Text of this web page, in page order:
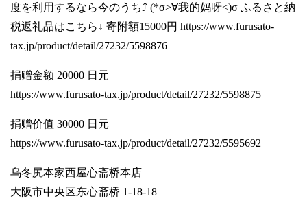
度を利用するなら今のうち⤴️ (*σ>∀我的妈呀<)σ ふるさと納
税返礼品はこちら↓ 寄附額15000円 https://www.furusato-
tax.jp/product/detail/27232/5598876
捐赠金额 20000 日元
https://www.furusato-tax.jp/product/detail/27232/5598875
捐赠价值 30000 日元
https://www.furusato-tax.jp/product/detail/27232/5595692
乌冬尻本家西屋心斋桥本店
大阪市中央区东心斋桥 1-18-18